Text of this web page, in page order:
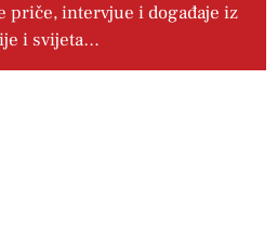
priče, intervjue i događaje iz
i svijeta…